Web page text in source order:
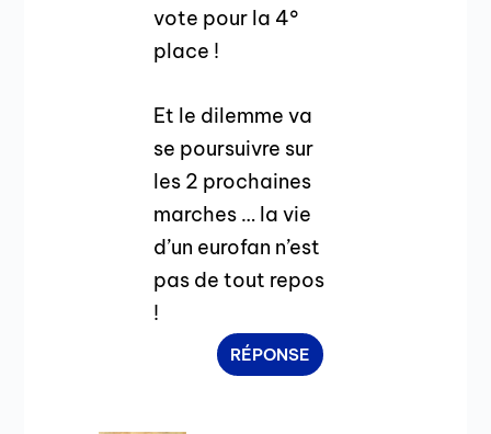
vote pour la 4°
place !
Et le dilemme va
se poursuivre sur
les 2 prochaines
marches … la vie
d’un eurofan n’est
pas de tout repos
!
RÉPONSE